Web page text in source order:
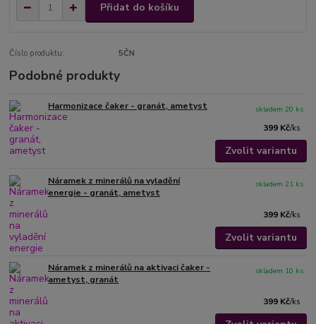
Přidat do košíku
Číslo produktu: 5ČN
Podobné produkty
Harmonizace čaker - granát, ametyst
399 Kč/ks
skladem 20 ks
Zvolit variantu
Náramek z minerálů na vyladění
energie - granát, ametyst
399 Kč/ks
skladem 21 ks
Zvolit variantu
Náramek z minerálů na aktivaci čaker -
ametyst, granát
399 Kč/ks
skladem 10 ks